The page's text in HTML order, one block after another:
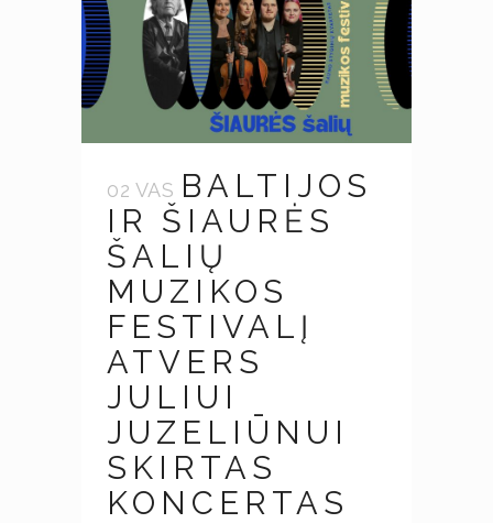
02 VAS BALTIJOS
IR ŠIAURĖS
ŠALIŲ
MUZIKOS
FESTIVALĮ
ATVERS
JULIUI
JUZELIŪNUI
SKIRTAS
KONCERTAS